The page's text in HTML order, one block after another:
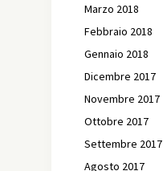
Marzo 2018
Febbraio 2018
Gennaio 2018
Dicembre 2017
Novembre 2017
Ottobre 2017
Settembre 2017
Agosto 2017